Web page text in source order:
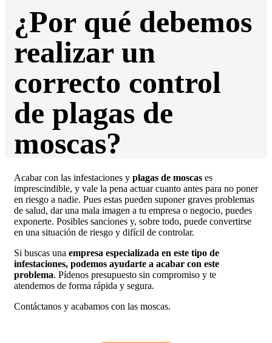
¿Por qué debemos
realizar un
correcto control
de plagas de
moscas?
Acabar con las infestaciones y plagas de moscas es
imprescindible, y vale la pena actuar cuanto antes para no poner
en riesgo a nadie. Pues estas pueden suponer graves problemas
de salud, dar una mala imagen a tu empresa o negocio, puedes
exponerte. Posibles sanciones y, sobre todo, puede convertirse
en una situación de riesgo y difícil de controlar.
Si buscas una empresa especializada en este tipo de
infestaciones, podemos ayudarte a acabar con este
problema. Pídenos presupuesto sin compromiso y te
atendemos de forma rápida y segura.
Contáctanos y acabamos con las moscas.